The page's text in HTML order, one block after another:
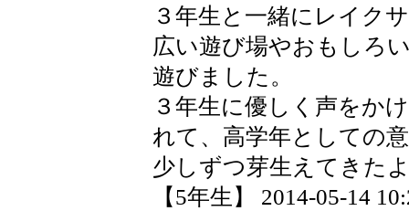
３年生と一緒にレイク
広い遊び場やおもしろ
遊びました。
３年生に優しく声をか
れて、高学年としての
少しずつ芽生えてきた
【5年生】 2014-05-14